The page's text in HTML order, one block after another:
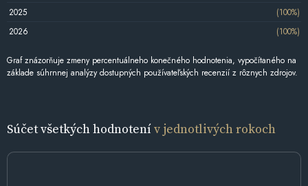
2025
(100%)
2026
(100%)
Graf znázorňuje zmeny percentuálneho konečného hodnotenia, vypočítaného na
základe súhrnnej analýzy dostupných používateľských recenzií z rôznych zdrojov.
Súčet všetkých hodnotenív jednotlivých rokoch